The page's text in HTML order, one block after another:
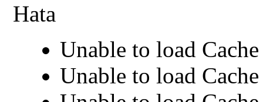
Hata
Unable to load
Unable to load